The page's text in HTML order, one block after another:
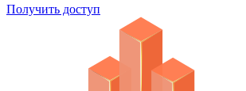
Получить доступ